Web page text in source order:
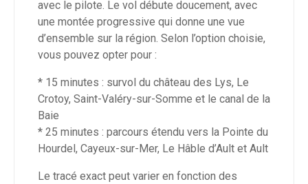
avec le pilote. Le vol débute doucement, avec
une montée progressive qui donne une vue
d’ensemble sur la région. Selon l’option choisie,
vous pouvez opter pour :
* 15 minutes : survol du château des Lys, Le
Crotoy, Saint-Valéry-sur-Somme et le canal de la
Baie
* 25 minutes : parcours étendu vers la Pointe du
Hourdel, Cayeux-sur-Mer, Le Hâble d’Ault et Ault
Le tracé exact peut varier en fonction des